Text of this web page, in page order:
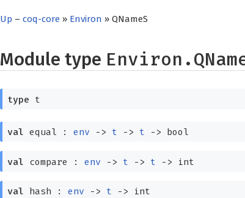
Up –coq-core » Environ » QNameS
Module type
type t
val equal : env -> t -> t -> bool
val compare : env -> t -> t -> int
val hash : env -> t -> int